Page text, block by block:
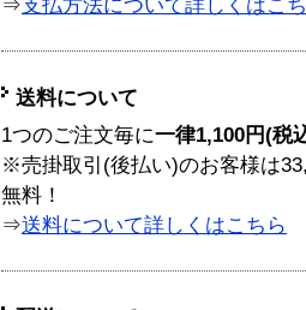
⇒支払方法について詳しくはこ
送料について
1つのご注文毎に一律1,100円(税
※売掛取引(後払い)のお客様は
無料！
⇒送料について詳しくはこちら